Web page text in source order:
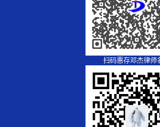
扫码惠存邓杰律师